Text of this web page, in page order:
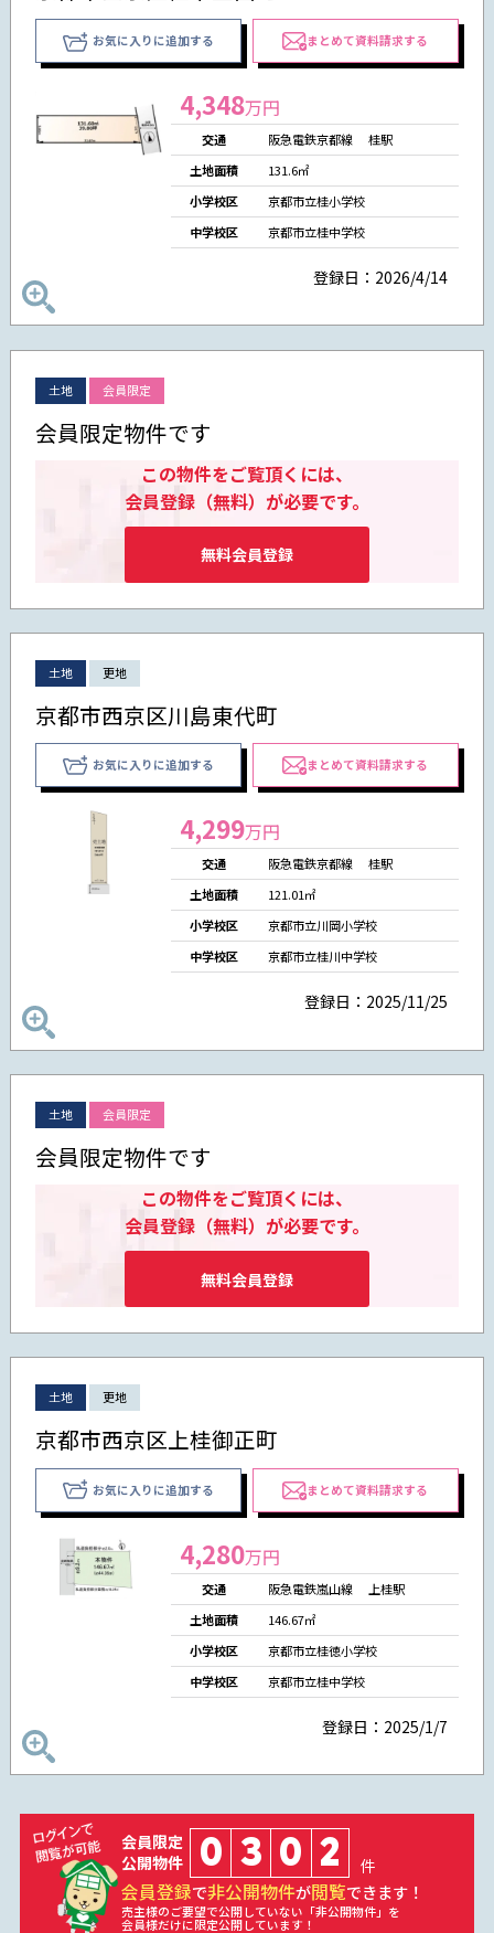
お気に入りに追加する まとめて資料請求する
4,348万円
交通
阪急電鉄京都線 桂駅
土地面積
131.6㎡
小学校区
京都市立桂小学校
中学校区
京都市立桂中学校
登録日：2026/4/14
土地 会員限定
会員限定物件です
この物件をご覧頂くには、
会員登録（無料）が必要です。
無料会員登録
土地 更地
京都市西京区川島東代町
お気に入りに追加する まとめて資料請求する
4,299万円
交通
阪急電鉄京都線 桂駅
土地面積
121.01㎡
小学校区
京都市立川岡小学校
中学校区
京都市立桂川中学校
登録日：2025/11/25
土地 会員限定
会員限定物件です
この物件をご覧頂くには、
会員登録（無料）が必要です。
無料会員登録
土地 更地
京都市西京区上桂御正町
お気に入りに追加する まとめて資料請求する
4,280万円
交通
阪急電鉄嵐山線 上桂駅
土地面積
146.67㎡
小学校区
京都市立桂徳小学校
中学校区
京都市立桂中学校
登録日：2025/1/7
会員限定
公開物件
0 3 0 2 件
会員登録で非公開物件が閲覧できます！
売主様のご要望で公開していない「非公開物件」を
会員様だけに限定公開しています！